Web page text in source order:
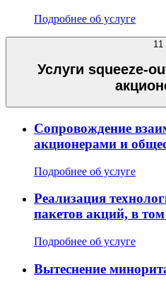
Подробнее об услуге
11
Услуги squeeze-
Сопровождение
акционерами и
Подробнее об услуге
Реализация
пакетов акций, в
Подробнее об услуге
Вытеснение